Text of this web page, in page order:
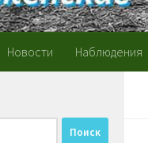
Новости Наблюдения